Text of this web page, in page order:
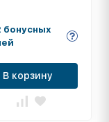
бонусных
В корзину